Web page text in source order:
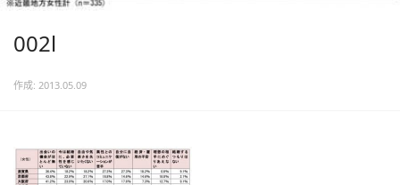
002l
作成: 2013.05.09